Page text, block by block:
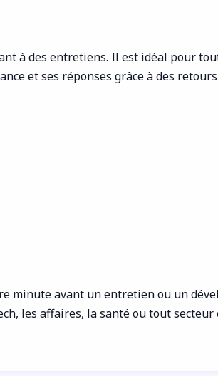
à des entretiens. Il est idéal pour
et ses réponses grâce à des
minute avant un entretien ou un
les affaires, la santé ou tout